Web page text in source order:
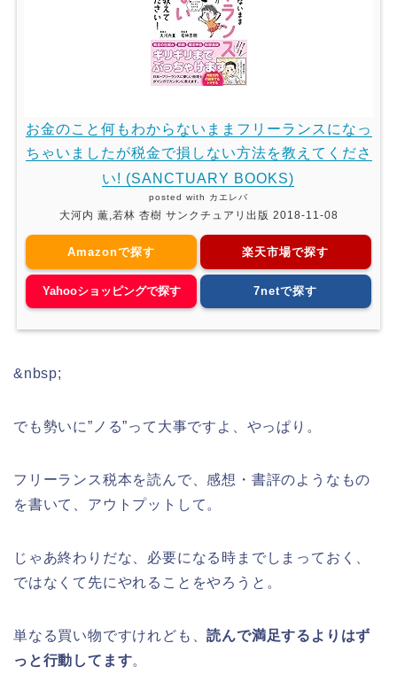
お金のこと何もわからないままフリーランスになっ
ちゃいましたが税金で損しない方法を教えてくださ
い! (SANCTUARY BOOKS)
posted with カエレバ
大河内 薫,若林 杏樹 サンクチュアリ出版 2018-11-08
Amazonで探す 楽天市場で探す
Yahooショッピングで探す 7netで探す
&nbsp;
でも勢いに”ノる”って大事ですよ、やっぱり。
フリーランス税本を読んで、感想・書評のようなもの
を書いて、アウトプットして。
じゃあ終わりだな、必要になる時までしまっておく、
ではなくて先にやれることをやろうと。
単なる買い物ですけれども、読んで満足するよりはず
っと行動してます。